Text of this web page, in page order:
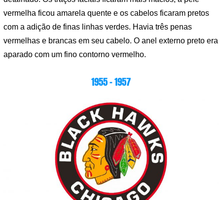
vermelha ficou amarela quente e os cabelos ficaram pretos
com a adição de finas linhas verdes. Havia três penas
vermelhas e brancas em seu cabelo. O anel externo preto era
aparado com um fino contorno vermelho.
1955 – 1957